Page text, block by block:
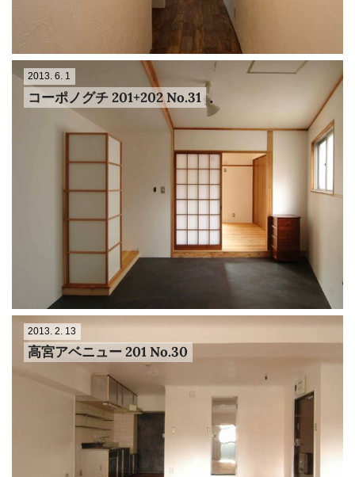
2013. 6. 1
コーポノグチ 201+202 No.31
2013. 2. 13
高宮アベニュー 201 No.30